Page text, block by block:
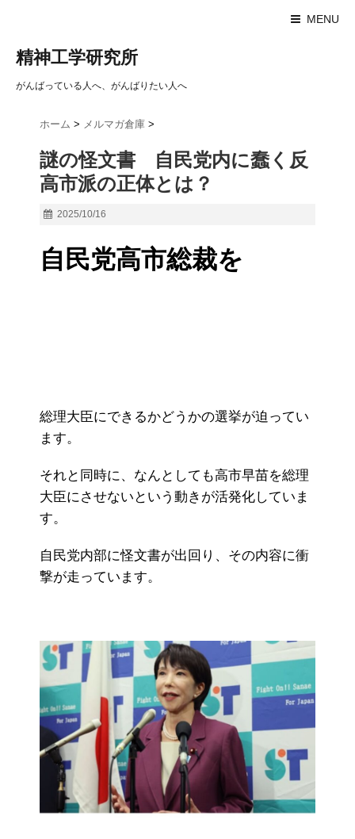
MENU
精神工学研究所
がんばっている人へ、がんばりたい人へ
ホーム > メルマガ倉庫 >
謎の怪文書 自民党内に蠢く反
高市派の正体とは？
2025/10/16
自民党高市総裁を
総理大臣にできるかどうかの選挙が迫ってい
ます。
それと同時に、なんとしても高市早苗を総理
大臣にさせないという動きが活発化していま
す。
自民党内部に怪文書が出回り、その内容に衝
撃が走っています。